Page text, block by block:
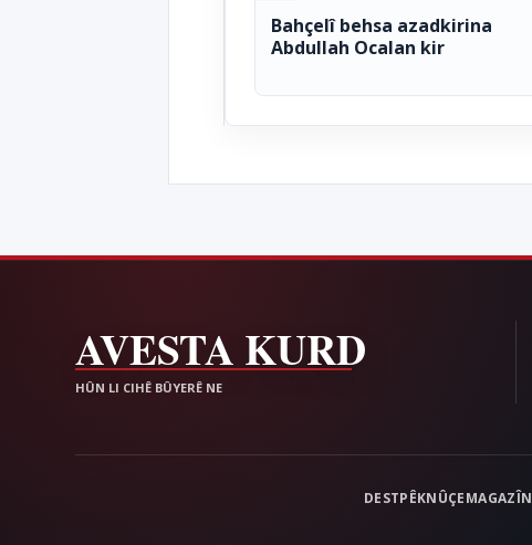
Bahçelî behsa azadkirina
Abdullah Ocalan kir
AVESTA KURD
HÛN LI CIHÊ BÛYERÊ NE
DESTPÊKNÛÇEMAGAZÎN